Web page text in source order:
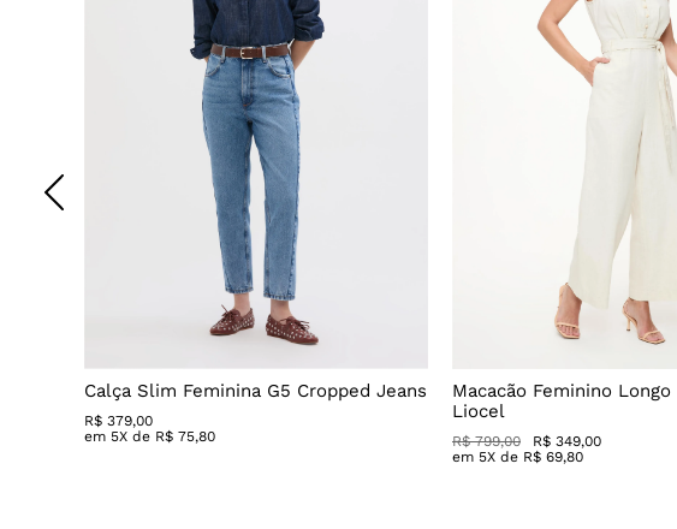
Calça Slim Feminina G5 Cropped Jeans
R$ 379,00
em 5X de R$ 75,80
Macacão Feminino
Liocel
R$ 799,00
R$ 349,00
em 5X de R$ 69,80